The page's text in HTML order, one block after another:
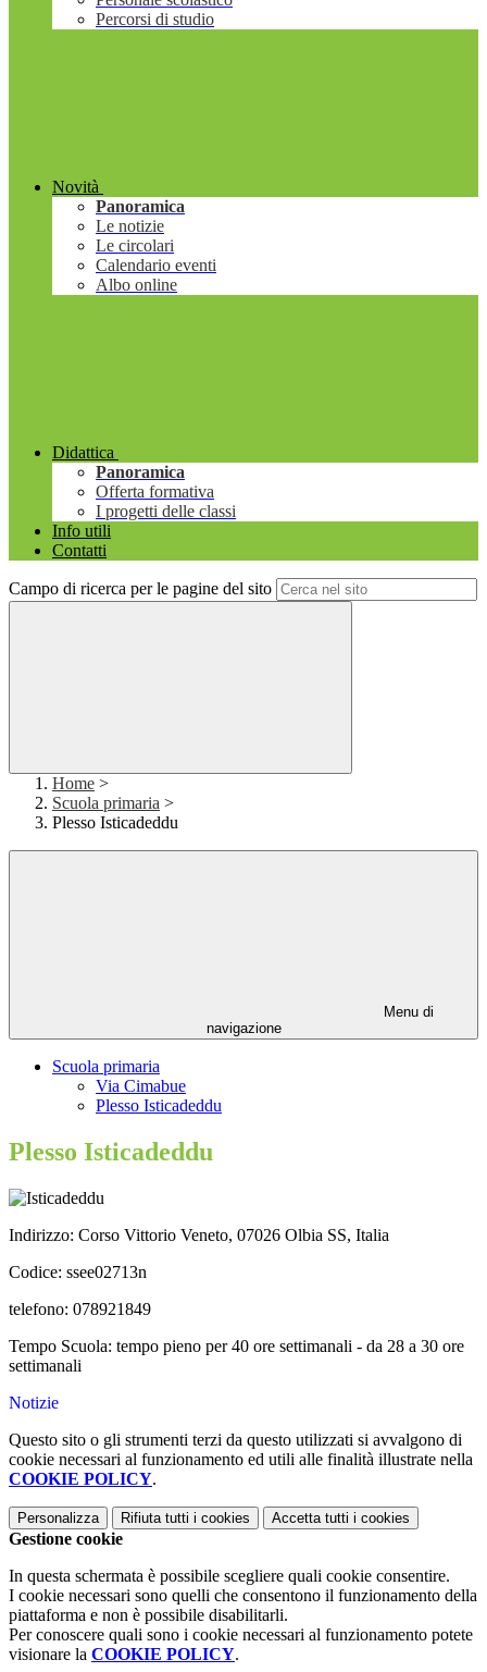
Percorsi di studio
Novità
Panoramica
Le notizie
Le circolari
Calendario eventi
Albo online
Didattica
Panoramica
Offerta formativa
I progetti delle classi
Info utili
Contatti
Campo di ricerca per le pagine del sito
Home >
Scuola primaria >
Plesso Isticadeddu
Menu di
navigazione
Scuola primaria
Via Cimabue
Plesso Isticadeddu
Plesso Isticadeddu
Indirizzo: Corso Vittorio Veneto, 07026 Olbia SS, Italia
Codice: ssee02713n
telefono: 078921849
Tempo Scuola: tempo pieno per 40 ore settimanali - da 28 a 30 ore
settimanali
Notizie
Questo sito o gli strumenti terzi da questo utilizzati si avvalgono di
cookie necessari al funzionamento ed utili alle finalità illustrate nella
COOKIE POLICY.
Personalizza Rifiuta tutti i cookies Accetta tutti i cookies
Gestione cookie
In questa schermata è possibile scegliere quali cookie consentire.
I cookie necessari sono quelli che consentono il funzionamento della
piattaforma e non è possibile disabilitarli.
Per conoscere quali sono i cookie necessari al funzionamento potete
visionare la COOKIE POLICY.